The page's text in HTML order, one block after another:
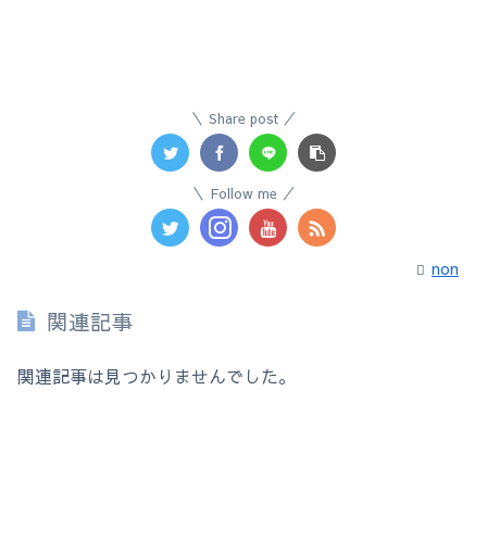
Share post
Follow me
non
関連記事
関連記事は見つかりませんでした。